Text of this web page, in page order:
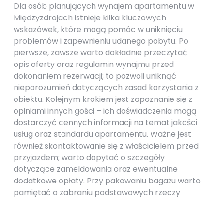
Dla osób planujących wynajem apartamentu w
Międzyzdrojach istnieje kilka kluczowych
wskazówek, które mogą pomóc w uniknięciu
problemów i zapewnieniu udanego pobytu. Po
pierwsze, zawsze warto dokładnie przeczytać
opis oferty oraz regulamin wynajmu przed
dokonaniem rezerwacji; to pozwoli uniknąć
nieporozumień dotyczących zasad korzystania z
obiektu. Kolejnym krokiem jest zapoznanie się z
opiniami innych gości – ich doświadczenia mogą
dostarczyć cennych informacji na temat jakości
usług oraz standardu apartamentu. Ważne jest
również skontaktowanie się z właścicielem przed
przyjazdem; warto dopytać o szczegóły
dotyczące zameldowania oraz ewentualne
dodatkowe opłaty. Przy pakowaniu bagażu warto
pamiętać o zabraniu podstawowych rzeczy